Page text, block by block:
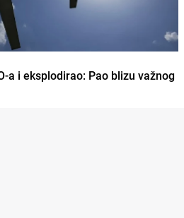
a i eksplodirao: Pao blizu važnog